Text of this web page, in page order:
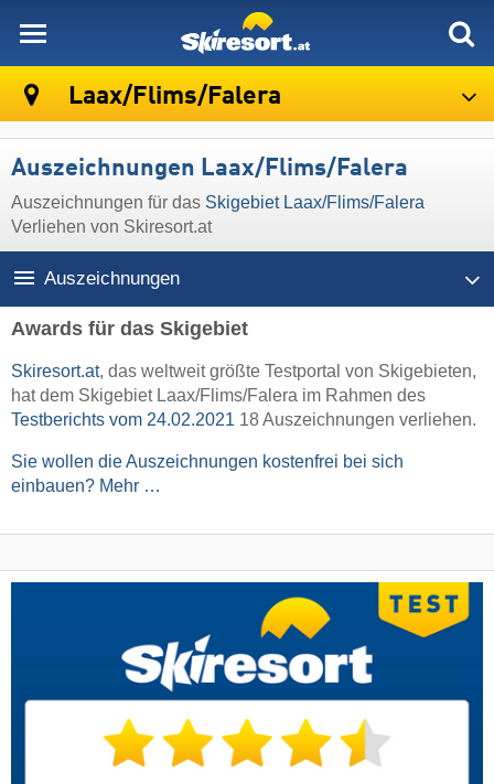
Laax/​Flims/​Falera
Auszeichnungen Laax/​Flims/​Falera
Auszeichnungen für das Skigebiet Laax/​Flims/​Falera
Verliehen von Skiresort.at
Auszeichnungen
Awards für das Skigebiet
Skiresort.at, das weltweit größte Testportal von Skigebieten,
hat dem Skigebiet Laax/​Flims/​Falera im Rahmen des
Testberichts vom 24.02.2021 18 Auszeichnungen verliehen.
Sie wollen die Auszeichnungen kostenfrei bei sich
einbauen? Mehr …